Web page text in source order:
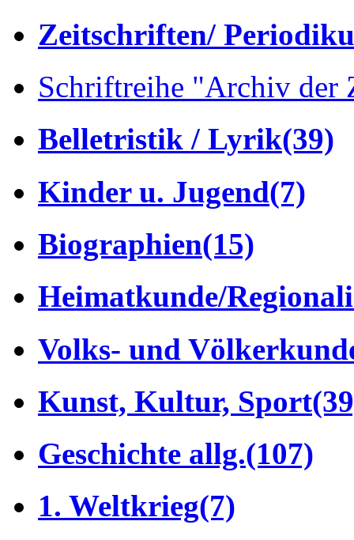
Zeitschriften/
Schriftreihe "Archiv der
Belletristik / Lyrik(39)
Kinder u. Jugend(7)
Biographien(15)
Heimatkunde/
Volks- und
Kunst, Kultur, Sport
Geschichte allg.(107)
1. Weltkrieg(7)